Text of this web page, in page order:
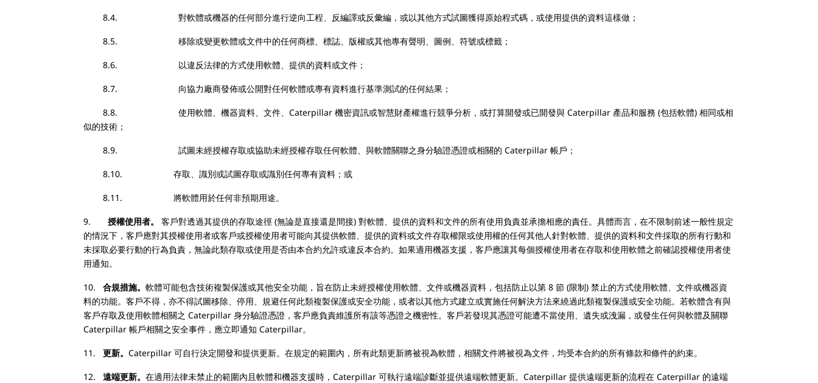
8.4. 對軟體或機器的任何部分進行逆向工程、反編譯或反彙編，或以其他方式試圖獲得原始程式碼，或使用提供的資料這樣做；
8.5. 移除或變更軟體或文件中的任何商標、標誌、版權或其他專有聲明、圖例、符號或標籤；
8.6. 以違反法律的方式使用軟體、提供的資料或文件；
8.7. 向協力廠商發佈或公開對任何軟體或專有資料進行基準測試的任何結果；
8.8. 使用軟體、機器資料、文件、Caterpillar 機密資訊或智慧財產權進行競爭分析，或打算開發或已開發與 Caterpillar 產品和服務 (包括軟體) 相同或相
似的技術；
8.9. 試圖未經授權存取或協助未經授權存取任何軟體、與軟體關聯之身分驗證憑證或相關的 Caterpillar 帳戶；
8.10. 存取、識別或試圖存取或識別任何專有資料；或
8.11. 將軟體用於任何非預期用途。
9. 授權使用者。
客戶對透過其提供的存取途徑 (無論是直接還是間接) 對軟體、提供的資料和文件的所有使用負責並承擔相應的責任。具體而言，在不限制前述一般性規定
的情況下，客戶應對其授權使用者或客戶或授權使用者可能向其提供軟體、提供的資料或文件存取權限或使用權的任何其他人針對軟體、提供的資料和文件採取的所有行動和
未採取必要行動的行為負責，無論此類存取或使用是否由本合約允許或違反本合約。如果適用機器支援，客戶應讓其每個授權使用者在存取和使用軟體之前確認授權使用者使
用通知。
10. 合規措施。 軟體可能包含技術複製保護或其他安全功能，旨在防止未經授權使用軟體、文件或機器資料，包括防止以第 8 節 (限制) 禁止的方式使用軟體、文件或機器資
料的功能。客戶不得，亦不得試圖移除、停用、規避任何此類複製保護或安全功能，或者以其他方式建立或實施任何解決方法來繞過此類複製保護或安全功能。若軟體含有與
客戶存取及使用軟體相關之 Caterpillar 身分驗證憑證，客戶應負責維護所有該等憑證之機密性。客戶若發現其憑證可能遭不當使用、遺失或洩漏，或發生任何與軟體及關聯
Caterpillar 帳戶相關之安全事件，應立即通知 Caterpillar。
11. 更新。 Caterpillar 可自行決定開發和提供更新。在規定的範圍內，所有此類更新將被視為軟體，相關文件將被視為文件，均受本合約的所有條款和條件的約束。
12. 遠端更新。 在適用法律未禁止的範圍內且軟體和機器支援時，Caterpillar 可執行遠端診斷並提供遠端軟體更新。Caterpillar 提供遠端更新的流程在 Caterpillar 的遠端